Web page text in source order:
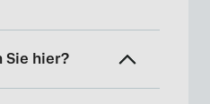
Sie hier?